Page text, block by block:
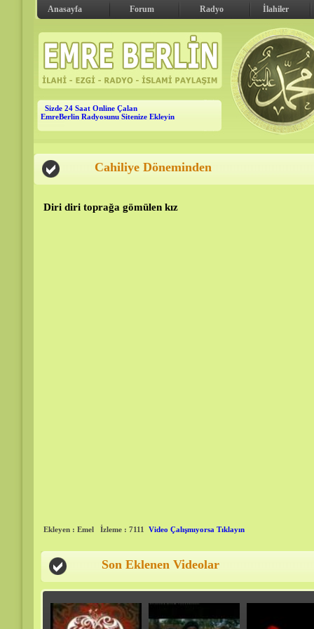
Anasayfa Forum Radyo İlahiler
Sizde 24 Saat Online Çalan
EmreBerlin Radyosunu Sitenize Ekleyin
Cahiliye Döneminden
Diri diri toprağa gömülen kız
Ekleyen : Emel İzleme : 7111 Video Çalışmıyorsa Tıklayın
Son Eklenen Videolar